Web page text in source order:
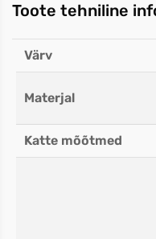
Toote tehniline
Värv
Materjal
Katte mõõtmed